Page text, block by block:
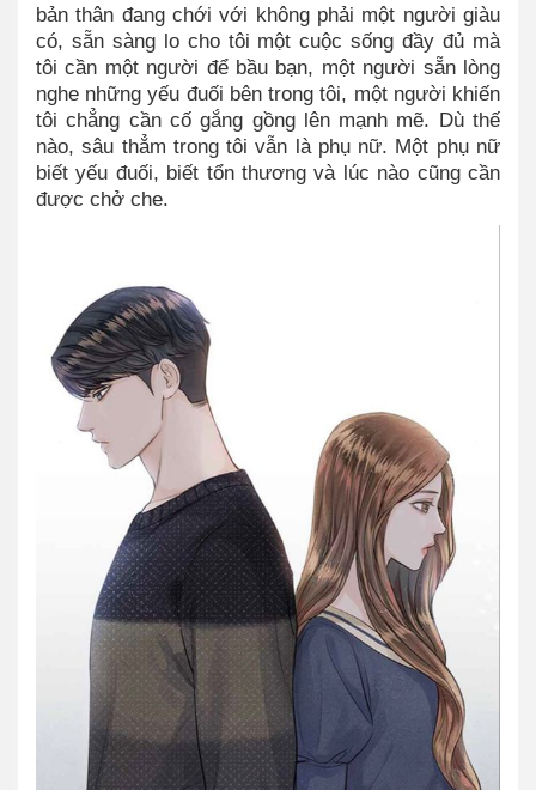
bản thân đang chới với không phải một người giàu
có, sẵn sàng lo cho tôi một cuộc sống đầy đủ mà
tôi cần một người để bầu bạn, một người sẵn lòng
nghe những yếu đuối bên trong tôi, một người khiến
tôi chẳng cần cố gắng gồng lên mạnh mẽ. Dù thế
nào, sâu thẳm trong tôi vẫn là phụ nữ. Một phụ nữ
biết yếu đuối, biết tổn thương và lúc nào cũng cần
được chở che.